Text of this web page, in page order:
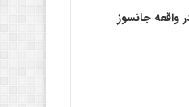
واقعه جانسوز